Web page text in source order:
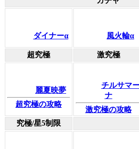
ダイナーα 風火輪α
超究極
激究極
麗夏映夢
超究極の攻略
チルサマ
ナ
激究極の攻略
究極/星5制限